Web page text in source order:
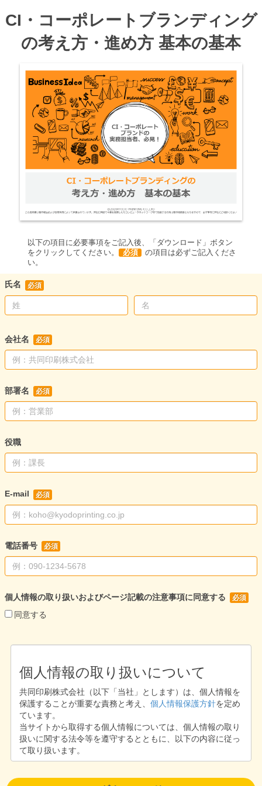
CI・コーポレートブランディング
の考え方・進め方 基本の基本
以下の項目に必要事項をご記入後、「ダウンロード」ボタン
をクリックしてください。
必須
の項目は必ずご記入くださ
い。
氏名
会社名
部署名
役職
E-mail
電話番号
個人情報の取り扱いおよびページ記載の注意事項に同意する
同意する
個人情報の取り扱いについて
共同印刷株式会社（以下「当社」とします）は、個人情報を
保護することが重要な責務と考え、 個人情報保護方針を定め
ています。
当サイトから取得する個人情報については、個人情報の取り
扱いに関する法令等を遵守するとともに、以下の内容に従っ
て取り扱います。